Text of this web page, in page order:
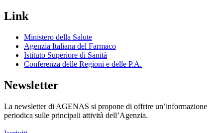
Link
Ministero della Salute
Agenzia Italiana del Farmaco
Istituto Superiore di Sanità
Conferenza delle Regioni e delle P.A.
Newsletter
La newsletter di AGENAS si propone di offrire un’informazione
periodica sulle principali attività dell’Agenzia.